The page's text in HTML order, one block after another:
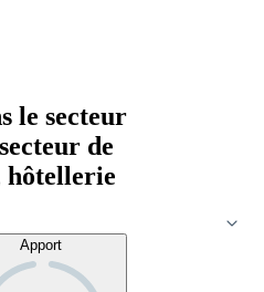
le secteur
de
hôtellerie
Apport